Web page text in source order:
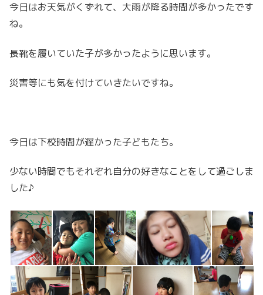
今日はお天気がくずれて、大雨が降る時間が多かったです
ね。
長靴を履いていた子が多かったように思います。
災害等にも気を付けていきたいですね。
今日は下校時間が遅かった子どもたち。
少ない時間でもそれぞれ自分の好きなことをして過ごしま
した♪